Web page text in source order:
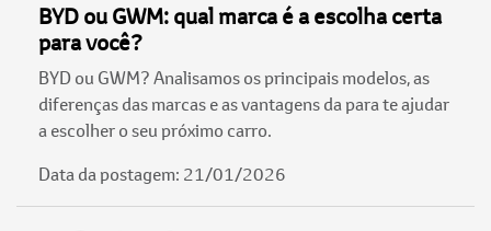
BYD ou GWM: qual marca é a escolha certa
para você?
BYD ou GWM? Analisamos os principais modelos, as
diferenças das marcas e as vantagens da para te ajudar
a escolher o seu próximo carro.
Data da postagem: 21/01/2026